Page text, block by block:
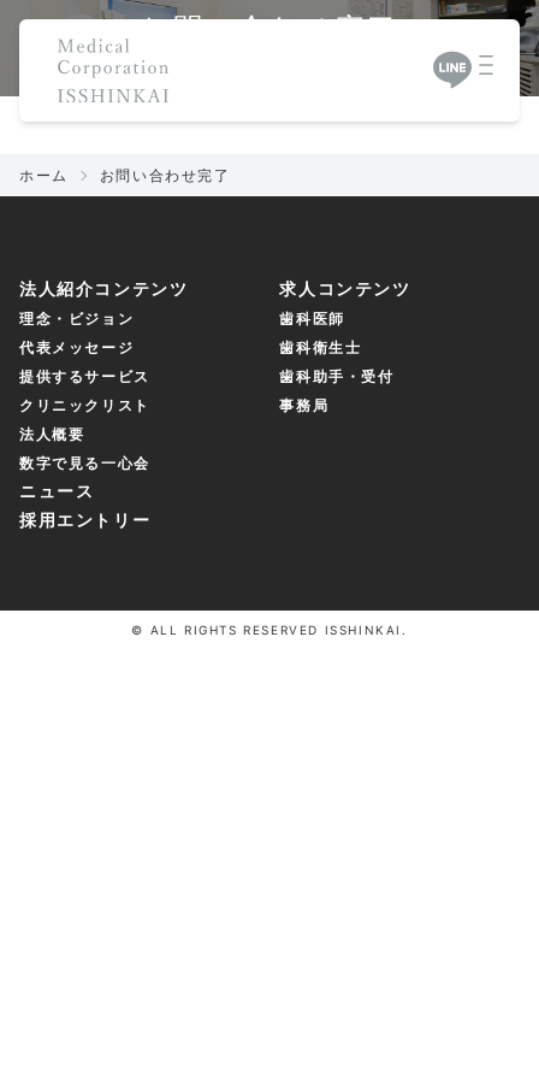
お問い合わせ完了
ホーム お問い合わせ完了
法人紹介コンテンツ
理念・ビジョン
代表メッセージ
提供するサービス
クリニックリスト
法人概要
数字で見る一心会
求人コンテンツ
歯科医師
歯科衛生士
歯科助手・受付
事務局
ニュース
採用エントリー
© ALL RIGHTS RESERVED ISSHINKAI.